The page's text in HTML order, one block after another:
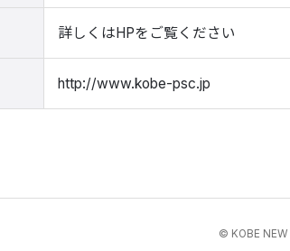
詳しくはHPをご覧ください
http://www.kobe-psc.jp
© KOBE NEW